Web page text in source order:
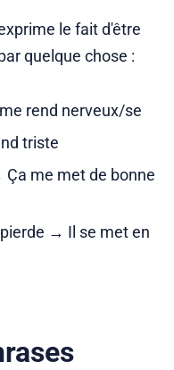
le fait d'être
quelque chose :
rend nerveux/se
triste
me met de bonne
→ Il se met en